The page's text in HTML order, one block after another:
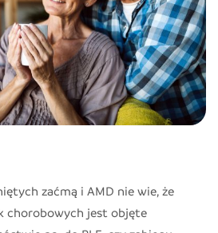
zaćmą i AMD nie wie, że
chorobowych jest objęte